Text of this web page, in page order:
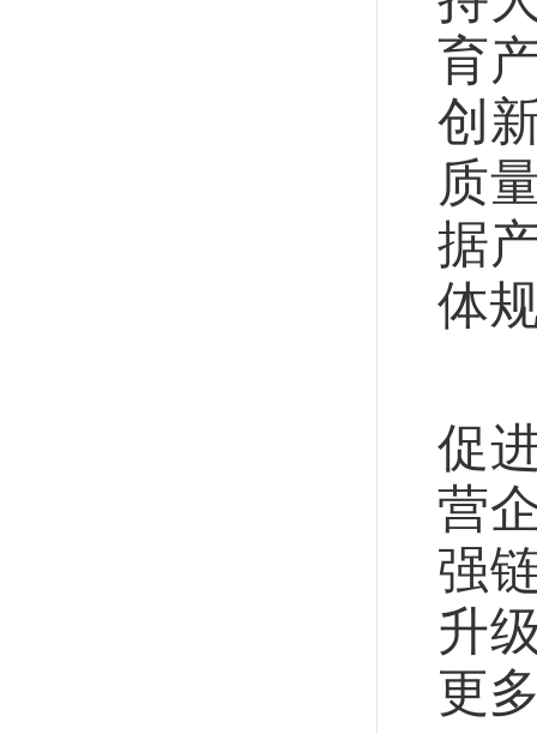
育
创
质
据
体
促
营
强
升
更